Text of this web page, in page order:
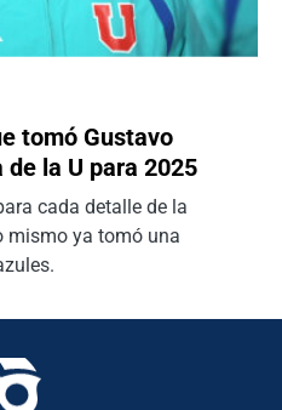
tomó Gustavo
la U para 2025
cada detalle de la
mismo ya tomó una